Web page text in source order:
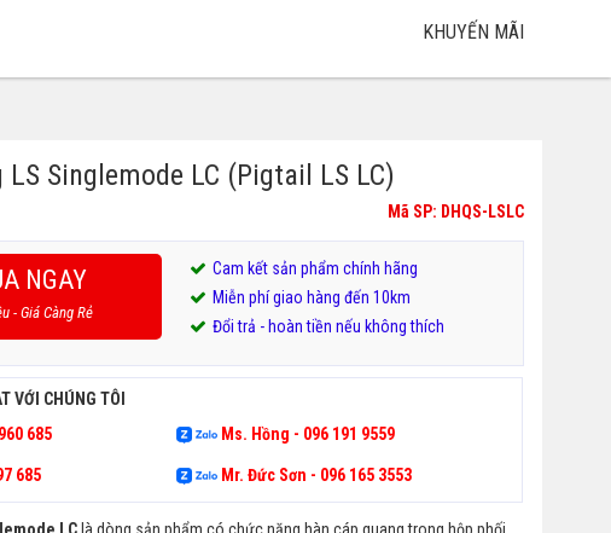
KHUYẾN MÃI
LS Singlemode LC (Pigtail LS LC)
Mã SP: DHQS-LSLC
NGAY
- Giá Càng Rẻ
Cam kết sản phẩm chính hãng
Miễn phí giao hàng đến 10km
Đổi trả - hoàn tiền nếu không thích
VỚI CHÚNG TÔI
685
Ms. Hồng - 096 191 9559
685 Mr. Đức Sơn - 096 165 3553